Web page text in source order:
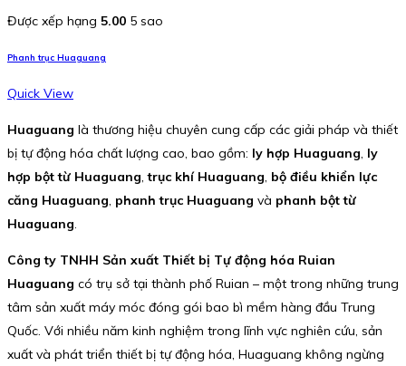
Được xếp hạng 5.00 5 sao
Phanh trục Huaguang
Quick View
Huaguang là thương hiệu chuyên cung cấp các giải pháp và thiết
bị tự động hóa chất lượng cao, bao gồm: ly hợp Huaguang, ly
hợp bột từ Huaguang,trục khí Huaguang, bộ điều khiển lực
căng Huaguang, phanh trục Huaguang và phanh bột từ
Huaguang.
Công ty TNHH Sản xuất Thiết bị Tự động hóa Ruian
Huaguang có trụ sở tại thành phố Ruian – một trong những trung
tâm sản xuất máy móc đóng gói bao bì mềm hàng đầu Trung
Quốc. Với nhiều năm kinh nghiệm trong lĩnh vực nghiên cứu, sản
xuất và phát triển thiết bị tự động hóa, Huaguang không ngừng